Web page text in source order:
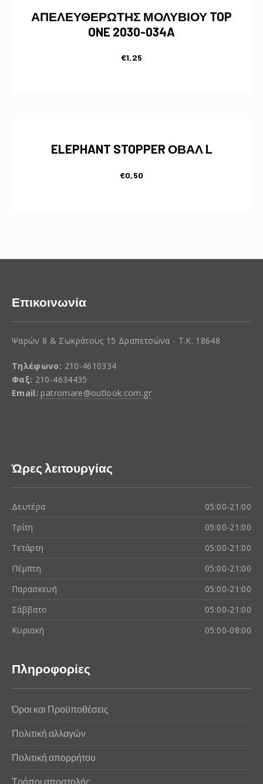
ΑΠΕΛΕΥΘΕΡΩΤΗΣ ΜΟΛΥΒΙΟΥ TOP
ONE 2030-034A
€1,25
ELEPHANT STOPPER ΟΒΑΛ L
€0,50
Επικοινωνία
Ψαρών 8 & Σωκράτους 15 Δραπετσώνα - Τ.Κ. 18648
Τηλέφωνο: 210-4610334
Φαξ: 210-4634435
Email: patromare@outlook.com.gr
Ώρες λειτουργίας
Δευτέρα
05:00-21:00
Τρίτη
05:00-21:00
Τετάρτη
05:00-21:00
Πέμπτη
05:00-21:00
Παρασκευή
05:00-21:00
Σάββατο
05:00-21:00
Κυριακή
05:00-08:00
Πληροφορίες
Όροι και Προϋποθέσεις
Πολιτική αλλαγών
Πολιτική απορρήτου
Τρόποι αποστολής